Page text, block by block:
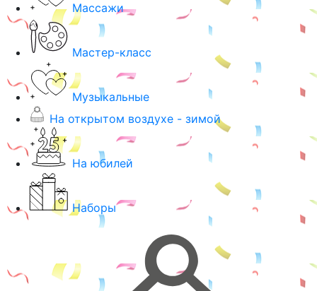
Массажи
Мастер-класс
Музыкальные
На открытом воздухе - зимой
На юбилей
Наборы